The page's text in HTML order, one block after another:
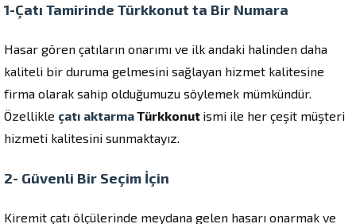
1-Çatı Tamirinde Türkkonut ta Bir Numara
Hasar gören çatıların onarımı ve ilk andaki halinden daha
kaliteli bir duruma gelmesini sağlayan hizmet kalitesine
firma olarak sahip olduğumuzu söylemek mümkündür.
Özellikle çatı aktarmaTürkkonut ismi ile her çeşit müşteri
hizmeti kalitesini sunmaktayız.
2- Güvenli Bir Seçim İçin
Kiremit çatı ölçülerinde meydana gelen hasarı onarmak ve